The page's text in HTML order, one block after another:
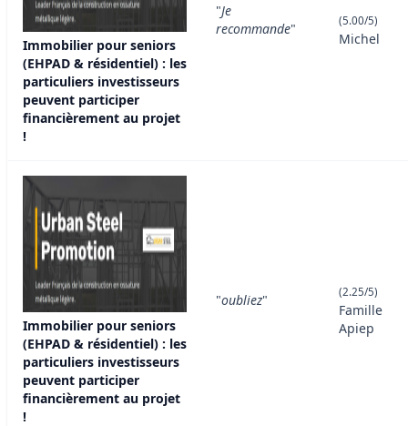
Immobilier pour seniors
(EHPAD & résidentiel) : les
particuliers investisseurs
peuvent participer
financièrement au projet
!
"Je
recommande" (5.00/5)
Michel
Immobilier pour seniors
(EHPAD & résidentiel) : les
particuliers investisseurs
peuvent participer
financièrement au projet
!
"oubliez" (2.25/5)
Famille
Apiep